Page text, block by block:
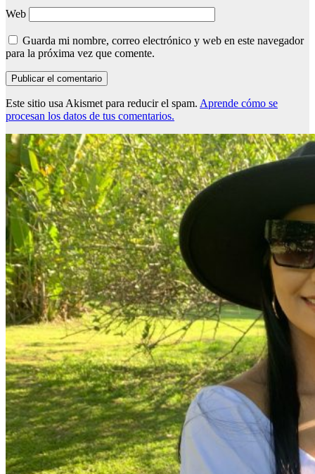
Web
Guarda mi nombre, correo electrónico y web en este navegador
para la próxima vez que comente.
Este sitio usa Akismet para reducir el spam. Aprende cómo se
procesan los datos de tus comentarios.